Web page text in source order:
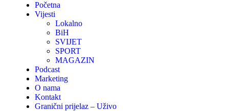
Početna
Vijesti
Lokalno
BiH
SVIJET
SPORT
MAGAZIN
Podcast
Marketing
O nama
Kontakt
Granični prijelaz – Uživo